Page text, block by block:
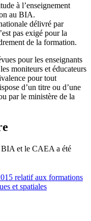
à l’enseignement
au BIA.
délivré par
pas exigé pour la
de la formation.
pour les enseignants
moniteurs et éducateurs
pour tout
d’un titre ou d’une
par le ministère de la
BIA et le CAEA a été
relatif aux formations
et spatiales